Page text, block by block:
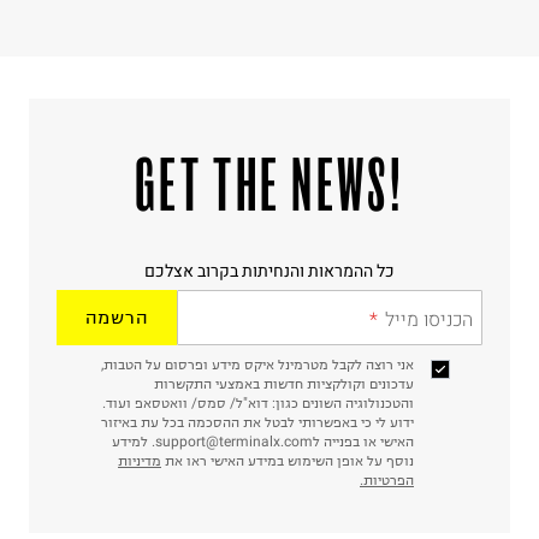
!GET THE NEWS
כל ההמראות והנחיתות בקרוב אצלכם
הכניסו מייל הרשמה
אני רוצה לקבל מטרמינל איקס מידע ופרסום על הטבות,
עדכונים וקולקציות חדשות באמצעי התקשרות
והטכנולוגיה השונים כגון: דוא"ל/ סמס/ וואטסאפ ועוד.
ידוע לי כי באפשרותי לבטל את ההסכמה בכל עת באיזור
האישי או בפנייה לsupport@terminalx.com. למידע
נוסף על אופן השימוש במידע האישי ראו את מדיניות
הפרטיות.